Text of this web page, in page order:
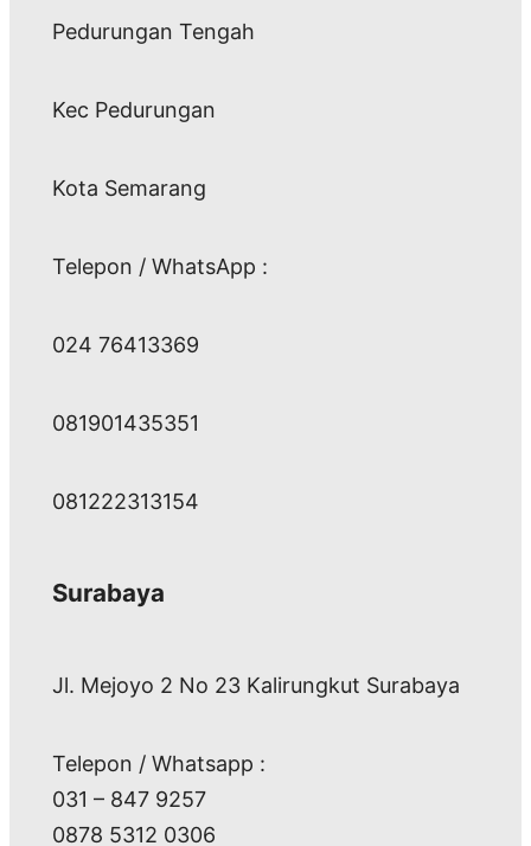
Pedurungan Tengah
Kec Pedurungan
Kota Semarang
Telepon / WhatsApp :
024 76413369
081901435351
081222313154
Surabaya
Jl. Mejoyo 2 No 23 Kalirungkut Surabaya
Telepon / Whatsapp :
031 – 847 9257
0878 5312 0306